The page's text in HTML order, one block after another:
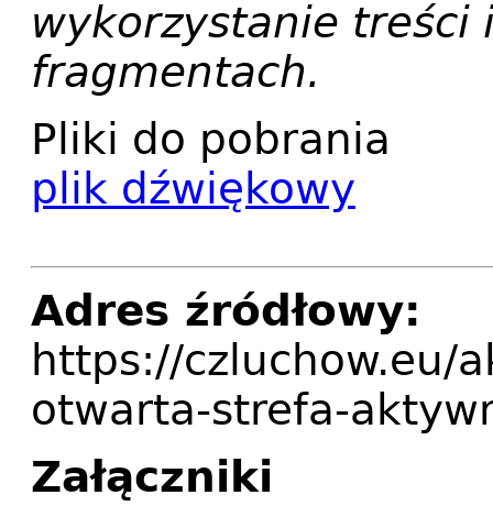
wykorzystanie treści
fragmentach.
Pliki do pobrania
plik dźwiękowy
Adres źródłowy:
https://czluchow.eu/
otwarta-strefa-
Załączniki